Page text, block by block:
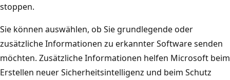
stoppen.
Sie können auswählen, ob Sie grundlegende oder
zusätzliche Informationen zu erkannter Software senden
möchten. Zusätzliche Informationen helfen Microsoft beim
Erstellen neuer Sicherheitsintelligenz und beim Schutz